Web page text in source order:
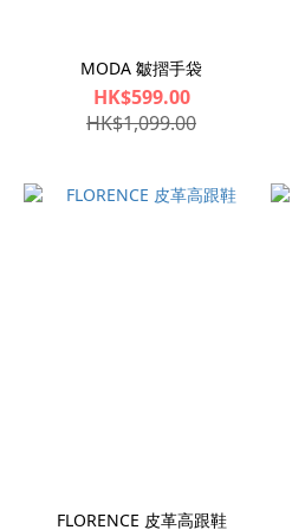
MODA 皺摺手袋
HK$599.00
HK$1,099.00
FLORENCE 皮革高跟鞋